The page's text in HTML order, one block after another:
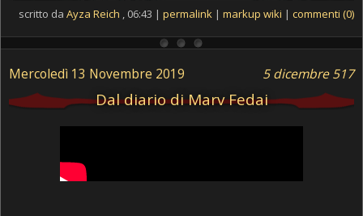
scritto da Ayza Reich , 06:43 | permalink | markup wiki | commenti (0)
5 dicembre 517
Mercoledì 13 Novembre 2019
Dal diario di Marv Fedai